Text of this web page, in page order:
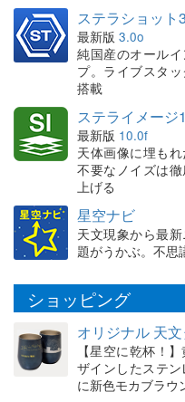
ステラショット3
最新版 3.0o
純国産のオール
プ。ライブスタ
搭載
ステライメージ
最新版 10.0f
天体画像に埋も
不要なノイズは
上げる
星空ナビ
天文現象から最
題がうかぶ。不思
ショッピング
オリジナル 天
【星空に乾杯！
ザインしたステ
に新色モカブラウ